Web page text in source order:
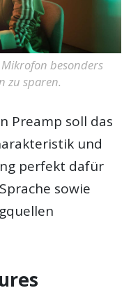
besonders
zu sparen.
Preamp soll das
und
perfekt dafür
sowie